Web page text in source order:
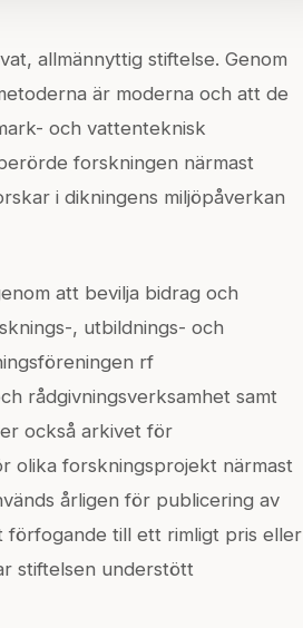
allmännyttig stiftelse. Genom
är moderna och att de
och vattenteknisk
forskningen närmast
i dikningens miljöpåverkan
att bevilja bidrag och
, utbildnings- och
rf
rådgivningsverksamhet samt
också arkivet för
olika forskningsprojekt närmast
årligen för publicering av
förfogande till ett rimligt pris eller
stiftelsen understött